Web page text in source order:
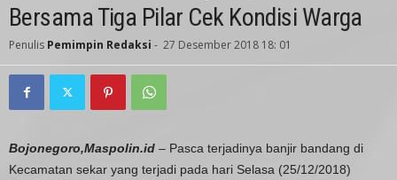
Bersama Tiga Pilar Cek Kondisi Warga
Penulis Pemimpin Redaksi - 27 Desember 2018 18: 01
Bojonegoro,Maspolin.id – Pasca terjadinya banjir bandang di
Kecamatan sekar yang terjadi pada hari Selasa (25/12/2018)